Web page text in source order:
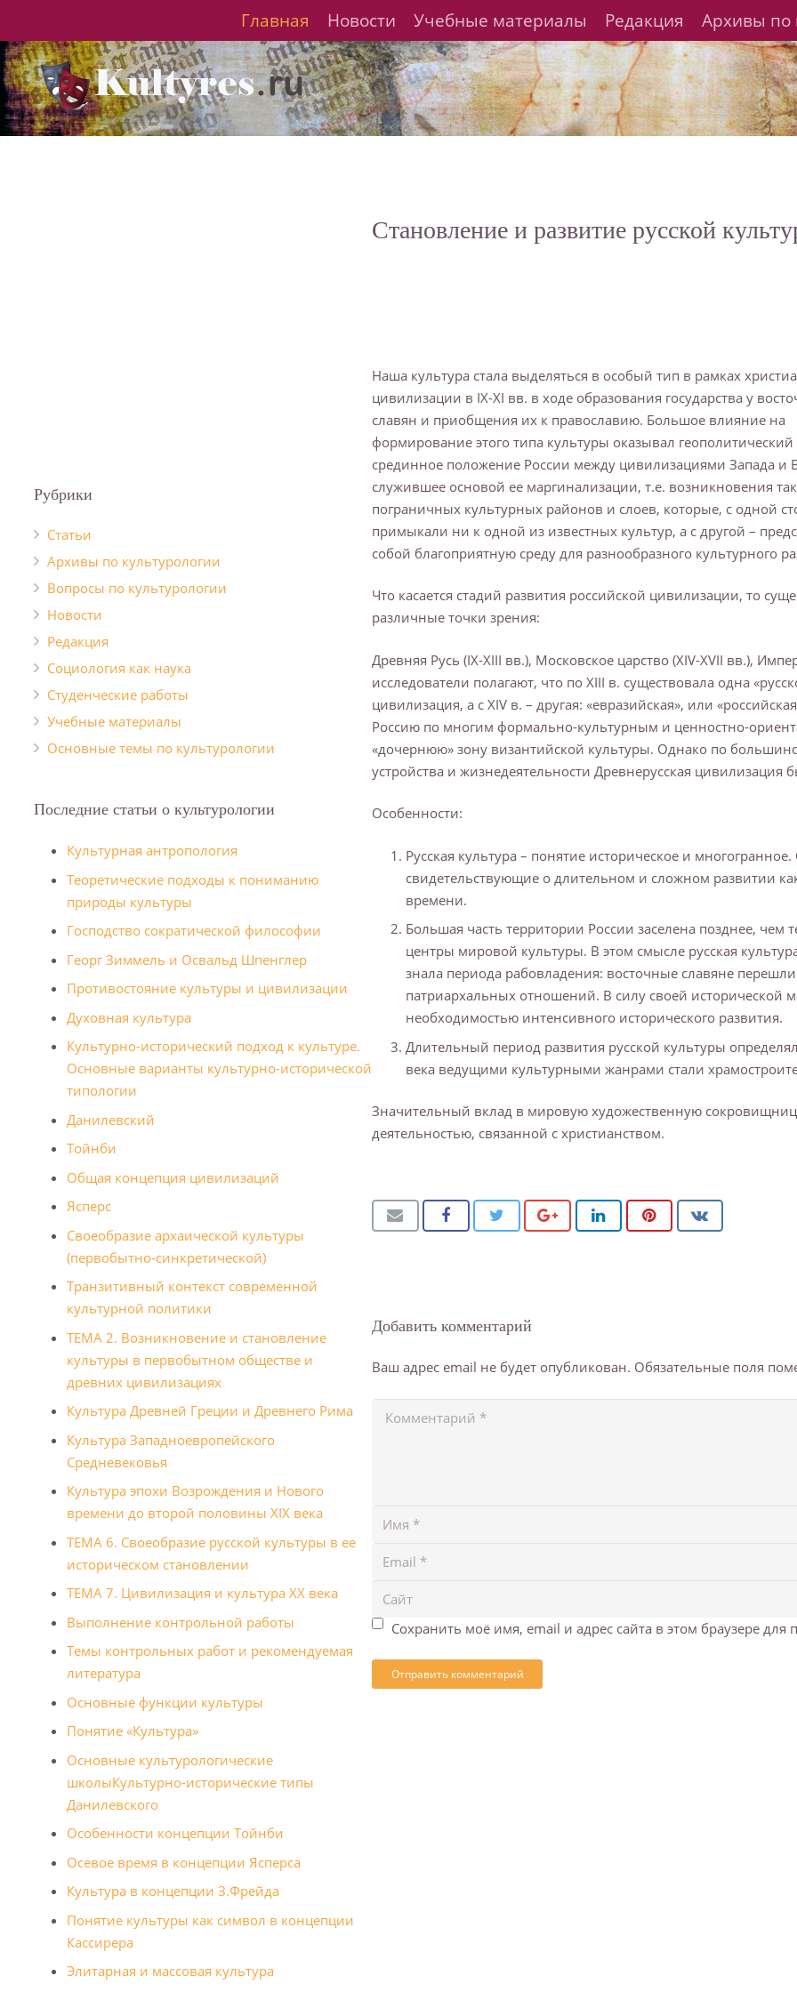
Главная Новости Учебные материалы Редакция Архивы по
Становление и развитие русской
Наша культура стала выделяться в особый тип в рамках
цивилизации в IX-XI вв. в ходе образования государства у
славян и приобщения их к православию. Большое влияние на
формирование этого типа культуры оказывал геополитический
срединное положение России между цивилизациями Запада и
служившее основой ее маргинализации, т.е. возникновения
пограничных культурных районов и слоев, которые, с одной
примыкали ни к одной из известных культур, а с другой –
собой благоприятную среду для разнообразного культурного
Что касается стадий развития российской цивилизации, то
различные точки зрения:
Древняя Русь (IX-XIII вв.), Московское царство (XIV-XVII вв.),
исследователи полагают, что по XIII в. существовала одна
цивилизация, а с XIV в. – другая: «евразийская», или
Россию по многим формально-культурным и ценностно-
«дочернюю» зону византийской культуры. Однако по
устройства и жизнедеятельности Древнерусская
Особенности:
Русская культура – понятие историческое и
свидетельствующие о длительном и сложном развитии
времени.
Большая часть территории России заселена позднее,
центры мировой культуры. В этом смысле русская
знала периода рабовладения: восточные славяне
патриархальных отношений. В силу своей исторической
необходимостью интенсивного исторического развития.
Длительный период развития русской культуры
века ведущими культурными жанрами стали
Значительный вклад в мировую художественную
деятельностью, связанной с христианством.
Добавить комментарий
Ваш адрес email не будет опубликован. Обязательные поля
Сохранить моё имя, email и адрес сайта в этом браузере
Рубрики
Cтатьи
Архивы по культурологии
Вопросы по культурологии
Новости
Редакция
Социология как наука
Студенческие работы
Учебные материалы
Основные темы по культурологии
Последние статьи о культурологии
Культурная антропология
Теоретические подходы к пониманию
природы культуры
Господство сократической философии
Георг Зиммель и Освальд Шпенглер
Противостояние культуры и цивилизации
Духовная культура
Культурно-исторический подход к культуре.
Основные варианты культурно-исторической
типологии
Данилевский
Тойнби
Общая концепция цивилизаций
Ясперс
Своеобразие архаической культуры
(первобытно-синкретической)
Транзитивный контекст современной
культурной политики
ТЕМА 2. Возникновение и становление
культуры в первобытном обществе и
древних цивилизациях
Культура Древней Греции и Дpевнегo Рима
Культура Западноевропейского
Средневековья
Культура эпохи Возрождения и Нового
времени до второй половины XIX века
ТЕМА 6. Своеобразие русской культуры в ее
историческом становлении
ТЕМА 7. Цивилизация и культура XX века
Выполнение контрольной работы
Темы контрольных работ и рекомендуемая
литература
Основные функции культуры
Понятие «Культура»
Основные культурологические
школыКультурно-исторические типы
Данилевского
Особенности концепции Тойнби
Осевое время в концепции Ясперса
Культура в концепции З.Фрейда
Понятие культуры как символ в концепции
Кассирера
Элитарная и массовая культура